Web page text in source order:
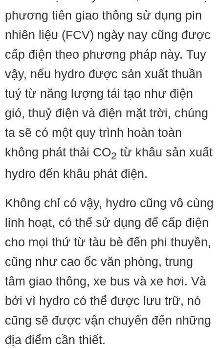
phương tiên giao thông sử dụng pin
nhiên liệu (FCV) ngày nay cũng được
cấp điện theo phương pháp này. Tuy
vậy, nếu hydro được sản xuất thuần
tuý từ năng lượng tái tạo như điện
gió, thuỷ điện và điện mặt trời, chúng
ta sẽ có một quy trình hoàn toàn
không phát thải CO2 từ khâu sản xuất
hydro đến khâu phát điện.
Không chỉ có vậy, hydro cũng vô cùng
linh hoạt, có thể sử dụng để cấp điện
cho mọi thứ từ tàu bè đến phi thuyền,
cũng như cao ốc văn phòng, trung
tâm giao thông, xe bus và xe hơi. Và
bởi vì hydro có thể được lưu trữ, nó
cũng sẽ được vận chuyển đến những
địa điểm cần thiết.